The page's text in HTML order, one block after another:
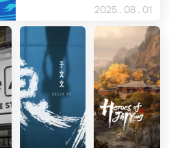
2025 . 08 . 01